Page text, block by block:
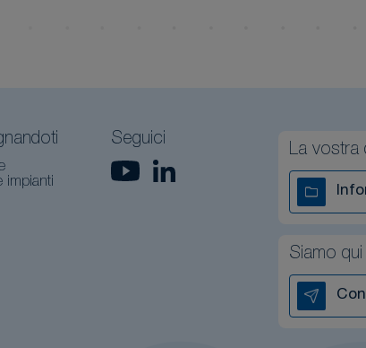
impianti
Seguici
La vostra
Siamo